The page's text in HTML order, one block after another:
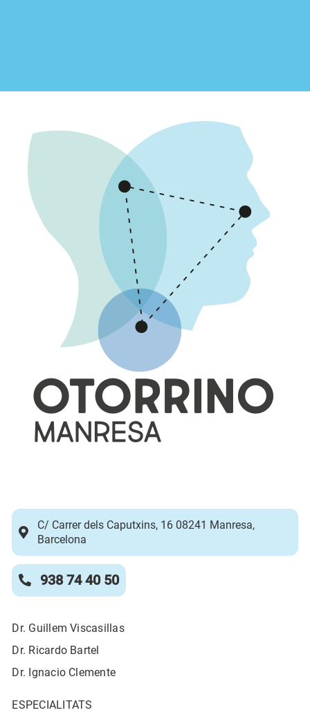
C/ Carrer dels Caputxins, 16 08241 Manresa,
Barcelona
938 74 40 50
Dr. Guillem Viscasillas
Dr. Ricardo Bartel
Dr. Ignacio Clemente
ESPECIALITATS